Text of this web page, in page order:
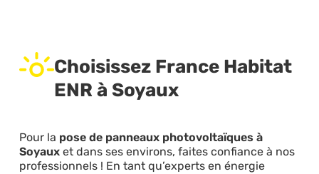
Choisissez France Habitat
ENR à Soyaux
Pour la pose de panneaux photovoltaïques à
Soyauxet dans ses environs, faites confiance à nos
professionnels ! En tant qu’experts en énergie